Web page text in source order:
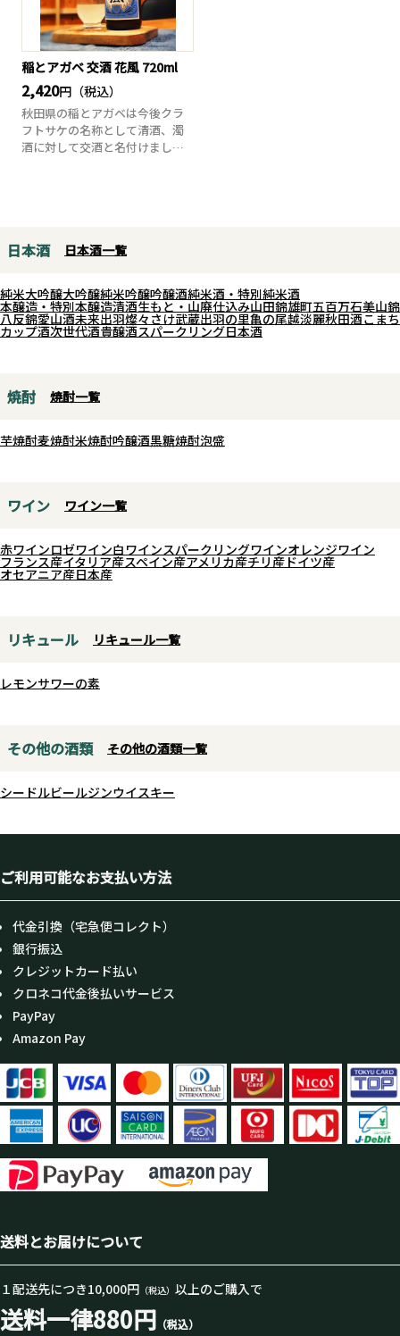
稲とアガベ 交酒 花風 720ml
2,420円（税込）
秋田県の稲とアガベは今後クラ
フトサケの名称として清酒、濁
酒に対して交酒と名付けまし
日本酒 日本酒一覧
純米大吟醸大吟醸純米吟醸吟醸酒純米酒・特別純米酒
本醸造・特別本醸造清酒生もと・山廃仕込み山田錦雄町五百万石美山錦
八反錦愛山酒未来出羽燦々 さけ武蔵出羽の里亀の尾越淡麗秋田酒こまち
カップ酒次世代酒貴醸酒スパークリング日本酒
焼酎 焼酎一覧
芋焼酎麦焼酎米焼酎吟醸酒黒糖焼酎泡盛
ワイン ワイン一覧
赤ワインロゼワイン白ワインスパークリングワインオレンジワイン
フランス産イタリア産スペイン産アメリカ産チリ産 ドイツ産
オセアニア産日本産
リキュール リキュール一覧
レモンサワーの素
その他の酒類 その他の酒類一覧
シードルビールジンウイスキー
ご利用可能なお支払い方法
代金引換（宅急便コレクト）
銀行振込
クレジットカード払い
クロネコ代金後払いサービス
PayPay
Amazon Pay
送料とお届けについて
１配送先につき10,000円 （税込） 以上のご購入で
送料一律880円 （税込）